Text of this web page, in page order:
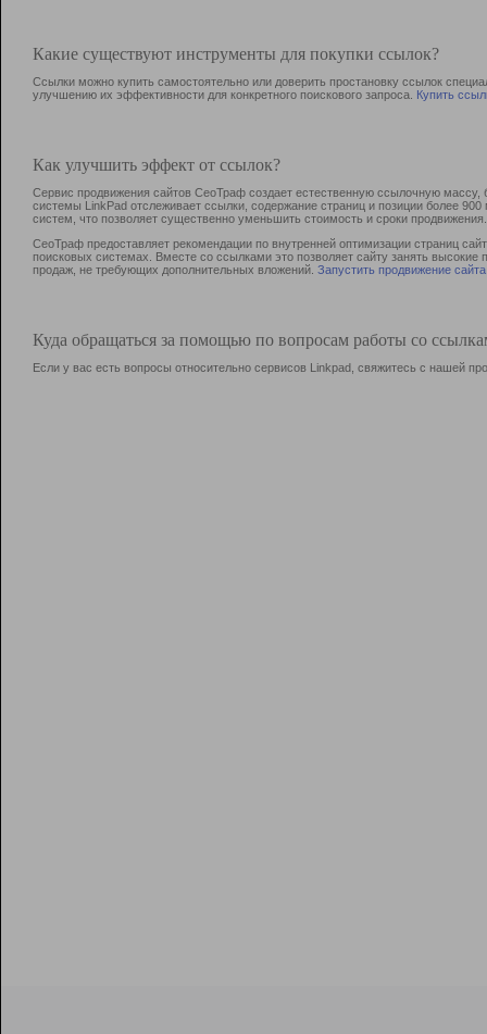
Какие существуют инструменты для покупки ссылок?
Ссылки можно купить самостоятельно или доверить простановку ссылок
улучшению их эффективности для конкретного поискового запроса. Купить
Как улучшить эффект от ссылок?
Сервис продвижения сайтов СеоТраф создает естественную ссылочную
системы LinkPad отслеживает ссылки, содержание страниц и позиции более
систем, что позволяет существенно уменьшить стоимость и сроки продвижения.
СеоТраф предоставляет рекомендации по внутренней оптимизации страниц
поисковых системах. Вместе со ссылками это позволяет сайту занять
продаж, не требующих дополнительных вложений. Запустить продвижение сайта
Куда обращаться за помощью по вопросам работы со
Если у вас есть вопросы относительно сервисов Linkpad, свяжитесь с нашей